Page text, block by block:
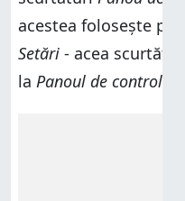
acestea folosește
Setări - acea
la Panoul de control